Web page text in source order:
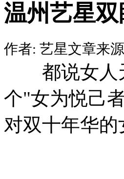
温州艺星
作者: 艺星文章来
都说女人天
个"女为悦己
对双十年华